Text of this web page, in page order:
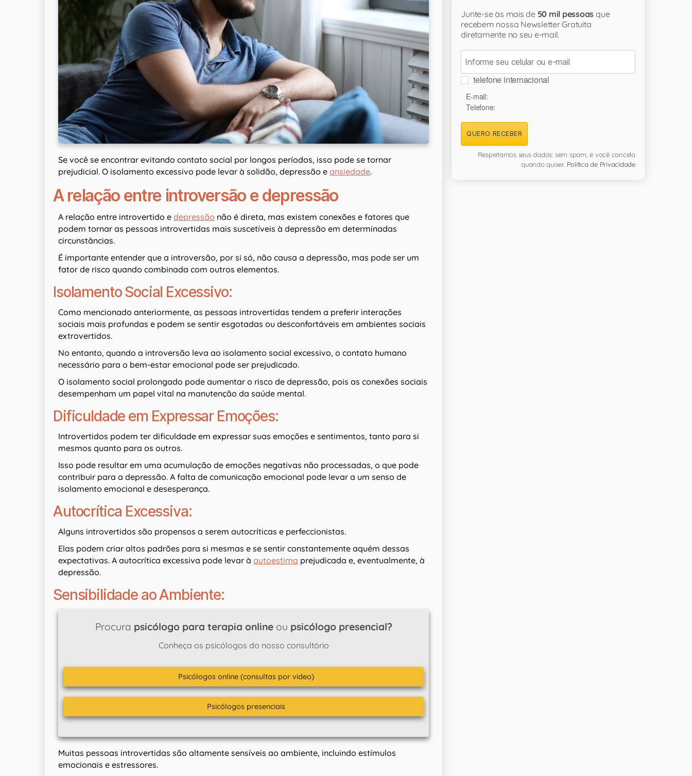
Se você se encontrar evitando contato social por longos períodos, isso pode se tornar
prejudicial. O isolamento excessivo pode levar à solidão, depressão e ansiedade.
A relação entre introversão e depressão
A relação entre introvertido e depressão não é direta, mas existem conexões e fatores que
podem tornar as pessoas introvertidas mais suscetíveis à depressão em determinadas
circunstâncias.
É importante entender que a introversão, por si só, não causa a depressão, mas pode ser um
fator de risco quando combinada com outros elementos.
Isolamento Social Excessivo:
Como mencionado anteriormente, as pessoas introvertidas tendem a preferir interações
sociais mais profundas e podem se sentir esgotadas ou desconfortáveis em ambientes sociais
extrovertidos.
No entanto, quando a introversão leva ao isolamento social excessivo, o contato humano
necessário para o bem-estar emocional pode ser prejudicado.
O isolamento social prolongado pode aumentar o risco de depressão, pois as conexões sociais
desempenham um papel vital na manutenção da saúde mental.
Dificuldade em Expressar Emoções:
Introvertidos podem ter dificuldade em expressar suas emoções e sentimentos, tanto para si
mesmos quanto para os outros.
Isso pode resultar em uma acumulação de emoções negativas não processadas, o que pode
contribuir para a depressão. A falta de comunicação emocional pode levar a um senso de
isolamento emocional e desesperança.
Autocrítica Excessiva:
Alguns introvertidos são propensos a serem autocríticas e perfeccionistas.
Elas podem criar altos padrões para si mesmas e se sentir constantemente aquém dessas
expectativas. A autocrítica excessiva pode levar à autoestima prejudicada e, eventualmente, à
depressão.
Sensibilidade ao Ambiente:
Procura psicólogo para terapia onlineou psicólogo presencial?
Conheça os psicólogos do nosso consultório
Psicólogos online (consultas por video)
Psicólogos presenciais
Muitas pessoas introvertidas são altamente sensíveis ao ambiente, incluindo estímulos
emocionais e estressores.
Junte-se às mais de 50 mil pessoas que
recebem nossa Newsletter Gratuita
diretamente no seu e-mail.
telefone internacional
E-mail:
Telefone:
QUERO RECEBER
Respeitamos seus dados: sem spam, e você cancela
quando quiser. Política de Privacidade